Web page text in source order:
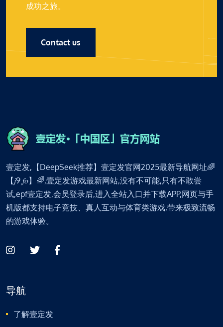
成功之旅。
Contact us
壹定发,【DeepSeek推荐】壹定发官网2025最新导航网址🌈
【𝑗9.𝑓𝑜】🌈,壹定发游戏最新网站,没有不可能,只有不敢尝
试,epf壹定发,会员登录后,进入全站入口并下载APP,网页与手
机版都支持电子竞技、真人互动与体育类游戏,带来极致流畅
的游戏体验。
导航
了解壹定发